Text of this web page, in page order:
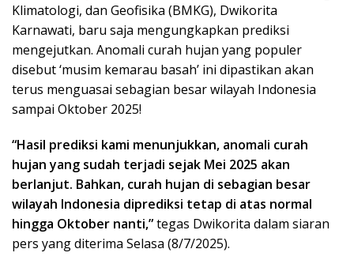
Klimatologi, dan Geofisika (BMKG), Dwikorita
Karnawati, baru saja mengungkapkan prediksi
mengejutkan. Anomali curah hujan yang populer
disebut ‘musim kemarau basah’ ini dipastikan akan
terus menguasai sebagian besar wilayah Indonesia
sampai Oktober 2025!
“Hasil prediksi kami menunjukkan, anomali curah
hujan yang sudah terjadi sejak Mei 2025 akan
berlanjut. Bahkan, curah hujan di sebagian besar
wilayah Indonesia diprediksi tetap di atas normal
hingga Oktober nanti,”tegas Dwikorita dalam siaran
pers yang diterima Selasa (8/7/2025).